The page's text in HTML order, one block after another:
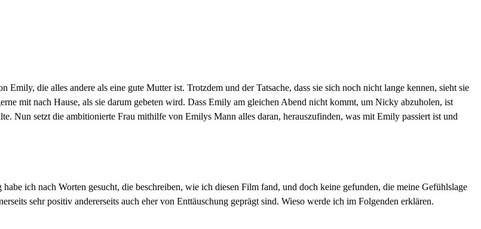
die alles andere als eine gute Mutter ist. Trotzdem und der Tatsache, dass sie sich noch nicht lange kennen, sieht sie
mit nach Hause, als sie darum gebeten wird. Dass Emily am gleichen Abend nicht kommt, um Nicky abzuholen, ist
Nun setzt die ambitionierte Frau mithilfe von Emilys Mann alles daran, herauszufinden, was mit Emily passiert ist und
ich nach Worten gesucht, die beschreiben, wie ich diesen Film fand, und doch keine gefunden, die meine Gefühlslage
sehr positiv andererseits auch eher von Enttäuschung geprägt sind. Wieso werde ich im Folgenden erklären.